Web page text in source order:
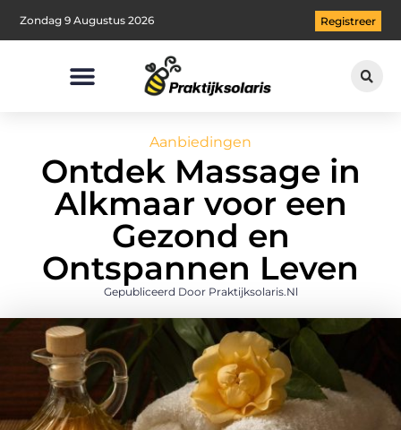
Zondag 9 Augustus 2026 Registreer
Aanbiedingen
Ontdek Massage in
Alkmaar voor een
Gezond en
Ontspannen Leven
Gepubliceerd Door Praktijksolaris.nl